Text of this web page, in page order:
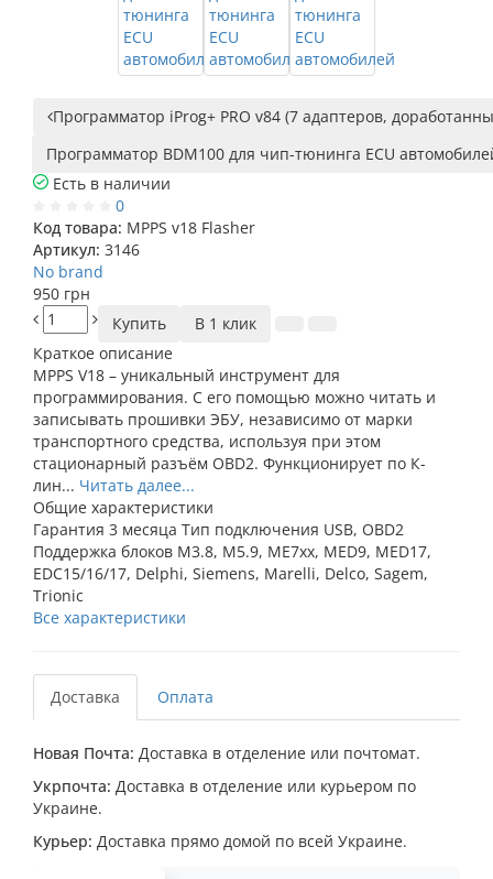
Программатор iProg+ PRO v84 (7 адаптеров,
Программатор BDM100 для чип-тюнинга ECU
Есть в наличии
0
Код товара: MPPS v18 Flasher
Артикул: 3146
No brand
950 грн
Купить
В 1 клик
Краткое описание
MPPS V18 – уникальный инструмент для
программирования. С его помощью можно читать и
записывать прошивки ЭБУ, независимо от марки
транспортного средства, используя при этом
стационарный разъём OBD2. Функционирует по К-
лин... Читать далее...
Общие характеристики
Гарантия 3 месяца Тип подключения USB, OBD2
Поддержка блоков M3.8, M5.9, ME7xx, MED9, MED17,
EDC15/16/17, Delphi, Siemens, Marelli, Delco, Sagem,
Trionic
Все характеристики
Доставка Оплата
Новая Почта: Доставка в отделение или почтомат.
Укрпочта: Доставка в отделение или курьером по
Украине.
Курьер: Доставка прямо домой по всей Украине.